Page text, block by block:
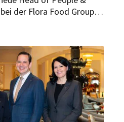
der Flora Food Group.